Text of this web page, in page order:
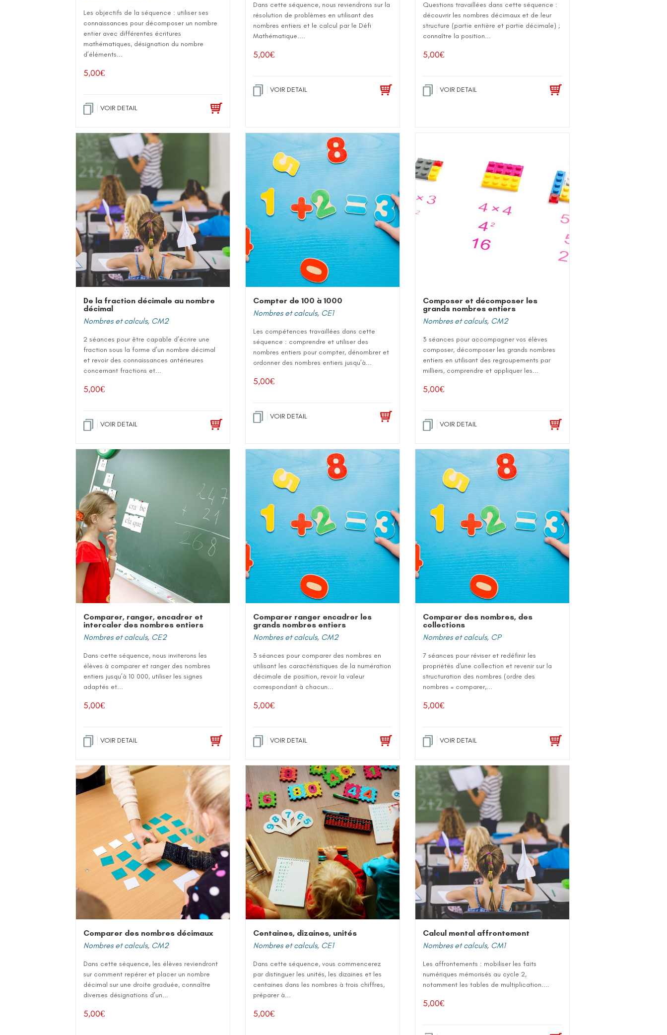
Les objectifs de la séquence : utiliser ses
connaissances pour décomposer un nombre
entier avec différentes écritures
mathématiques, désignation du nombre
d’éléments...
5,00€
VOIR DETAIL
Dans cette séquence, nous reviendrons sur la
résolution de problèmes en utilisant des
nombres entiers et le calcul par le Défi
Mathématique....
5,00€
VOIR DETAIL
Questions travaillées dans cette séquence :
découvrir les nombres décimaux et de leur
structure (partie entière et partie décimale) ;
connaître la position...
5,00€
VOIR DETAIL
De la fraction décimale au nombre
décimal
Nombres et calculs, CM2
2 séances pour être capable d’écrire une
fraction sous la forme d’un nombre décimal
et revoir des connaissances antérieures
concernant fractions et...
5,00€
VOIR DETAIL
Compter de 100 à 1000
Nombres et calculs, CE1
Les compétences travaillées dans cette
séquence : comprendre et utiliser des
nombres entiers pour compter, dénombrer et
ordonner des nombres entiers jusqu’à...
5,00€
VOIR DETAIL
Composer et décomposer les
grands nombres entiers
Nombres et calculs, CM2
3 séances pour accompagner vos élèves
composer, décomposer les grands nombres
entiers en utilisant des regroupements par
milliers, comprendre et appliquer les...
5,00€
VOIR DETAIL
Comparer, ranger, encadrer et
intercaler des nombres entiers
Nombres et calculs, CE2
Dans cette séquence, nous inviterons les
élèves à comparer et ranger des nombres
entiers jusqu’à 10 000, utiliser les signes
adaptés et...
5,00€
VOIR DETAIL
Comparer ranger encadrer les
grands nombres entiers
Nombres et calculs, CM2
3 séances pour comparer des nombres en
utilisant les caractéristiques de la numération
décimale de position, revoir la valeur
correspondant à chacun...
5,00€
VOIR DETAIL
Comparer des nombres, des
collections
Nombres et calculs, CP
7 séances pour réviser et redéfinir les
propriétés d'une collection et revenir sur la
structuration des nombres (ordre des
nombres = comparer,...
5,00€
VOIR DETAIL
Comparer des nombres décimaux
Nombres et calculs, CM2
Dans cette séquence, les élèves reviendront
sur comment repérer et placer un nombre
décimal sur une droite graduée, connaître
diverses désignations d’un...
5,00€
Centaines, dizaines, unités
Nombres et calculs, CE1
Dans cette séquence, vous commencerez
par distinguer les unités, les dizaines et les
centaines dans les nombres à trois chiffres,
préparer à...
5,00€
Calcul mental affrontement
Nombres et calculs, CM1
Les affrontements : mobiliser les faits
numériques mémorisés au cycle 2,
notamment les tables de multiplication....
5,00€